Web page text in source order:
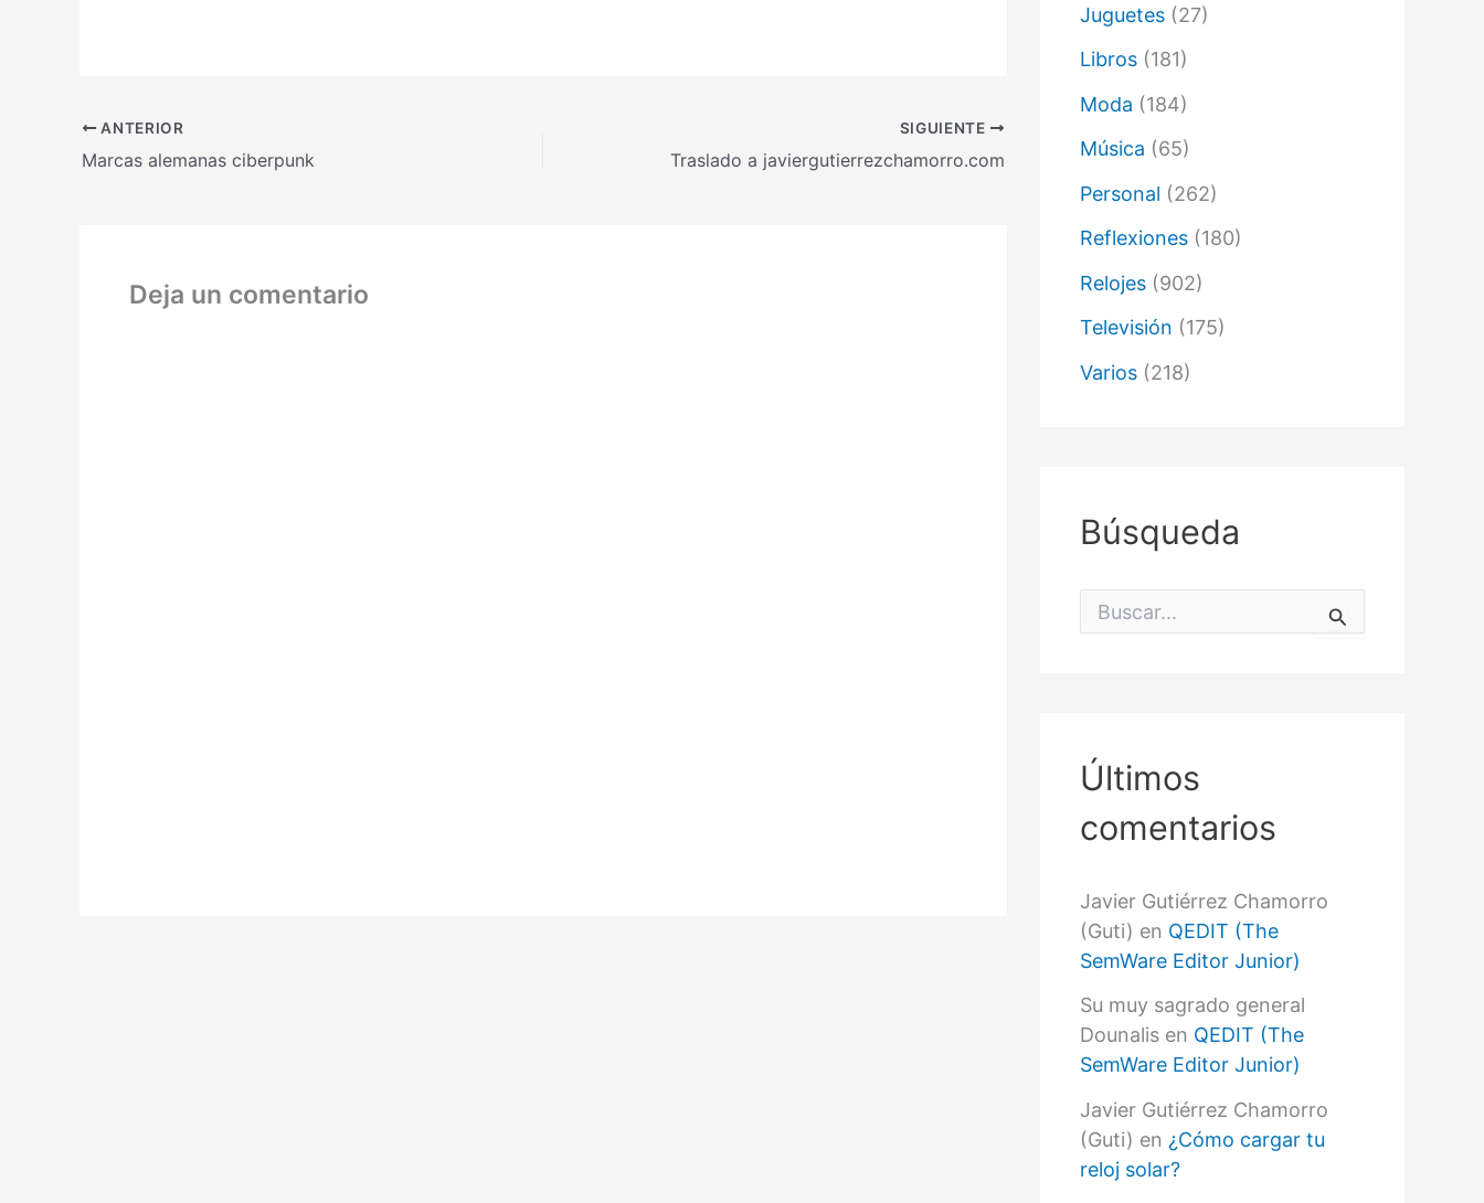
ANTERIOR
Marcas alemanas ciberpunk
SIGUIENTE
Traslado a javiergutierrezchamorro.com
Deja un comentario
Juguetes (27)
Libros (181)
Moda (184)
Música (65)
Personal (262)
Reflexiones (180)
Relojes (902)
Televisión (175)
Varios (218)
Búsqueda
Últimos
comentarios
Javier Gutiérrez Chamorro
(Guti) en QEDIT (The
SemWare Editor Junior)
Su muy sagrado general
Dounalis en QEDIT (The
SemWare Editor Junior)
Javier Gutiérrez Chamorro
(Guti) en ¿Cómo cargar tu
reloj solar?